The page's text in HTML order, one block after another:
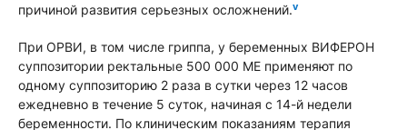
причиной развития серьезных осложнений.v
При ОРВИ, в том числе гриппа, у беременных ВИФЕРОН
суппозитории ректальные 500 000 МЕ применяют по
одному суппозиторию 2 раза в сутки через 12 часов
ежедневно в течение 5 суток, начиная с 14-й недели
беременности. По клиническим показаниям терапия